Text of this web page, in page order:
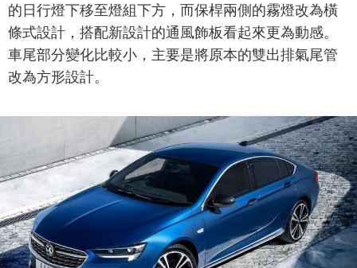
的日行燈下移至燈組下方，而保桿兩側的霧燈改為橫
條式設計，搭配新設計的通風飾板看起來更為動感。
車尾部分變化比較小，主要是將原本的雙出排氣尾管
改為方形設計。